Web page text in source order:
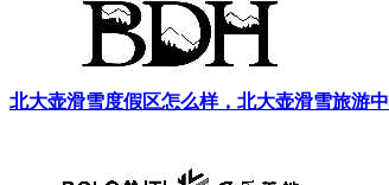
北大壶滑雪度假区怎么样，北大壶滑雪旅游